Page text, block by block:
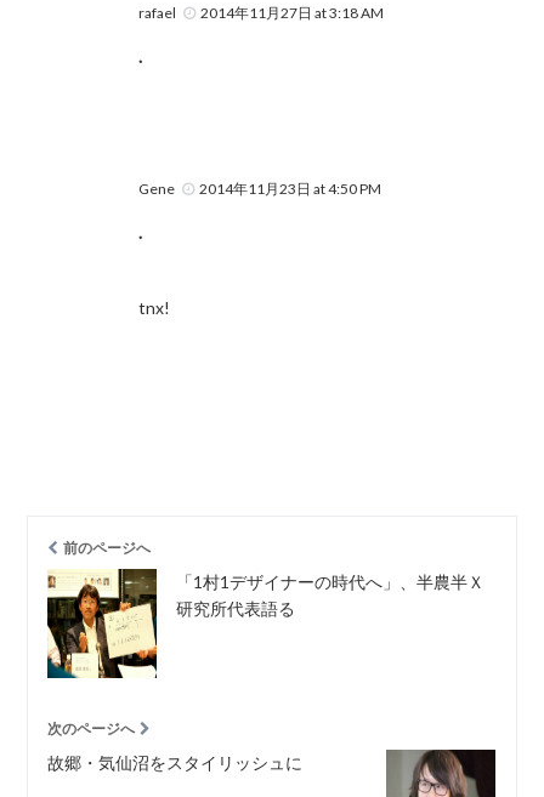
rafael 2014年11月27日 at 3:18 AM
.
Gene 2014年11月23日 at 4:50 PM
.
tnx!
前のページへ
「1村1デザイナーの時代へ」、半農半Ｘ
研究所代表語る
次のページへ
故郷・気仙沼をスタイリッシュに